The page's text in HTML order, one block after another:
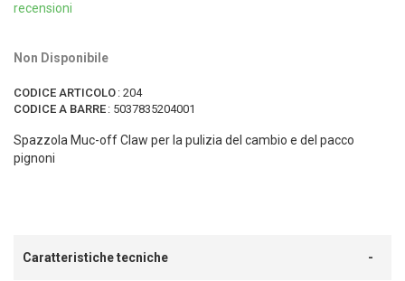
recensioni
Non Disponibile
CODICE ARTICOLO : 204
CODICE A BARRE : 5037835204001
Spazzola Muc-off Claw per la pulizia del cambio e del pacco
pignoni
Caratteristiche tecniche